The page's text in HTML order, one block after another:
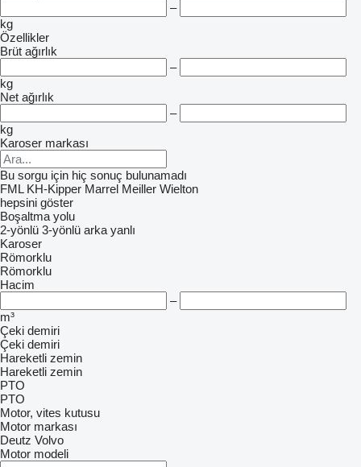
–
kg
Özellikler
Brüt ağırlık
–
kg
Net ağırlık
–
kg
Karoser markası
Bu sorgu için hiç sonuç bulunamadı
FML KH-Kipper Marrel Meiller Wielton
hepsini göster
Boşaltma yolu
2-yönlü 3-yönlü arka yanlı
Karoser
Römorklu
Römorklu
Hacim
–
m³
Çeki demiri
Çeki demiri
Hareketli zemin
Hareketli zemin
PTO
PTO
Motor, vites kutusu
Motor markası
Deutz Volvo
Motor modeli